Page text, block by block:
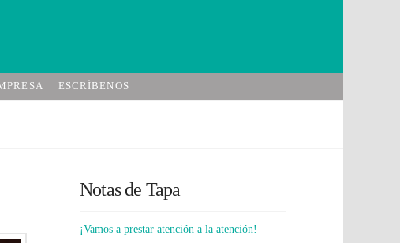
ESCRÍBENOS
Notas de Tapa
¡Vamos a prestar atención a la atención!